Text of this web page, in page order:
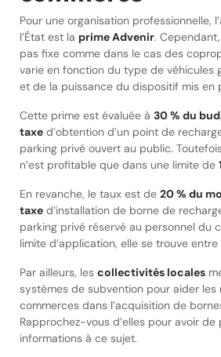
Pour une organisation professionnelle,
l’État est la prime Advenir.
pas fixe comme dans le cas des
varie en fonction du type de véhicules
et de la puissance du dispositif mis en
Cette prime est évaluée à 30 % du
taxe d’obtention d’un point de
parking privé ouvert au public.
n’est profitable que dans une limite de
En revanche, le taux est de 20 % du
taxe d’installation de borne de
parking privé réservé au personnel du
limite d’application, elle se trouve entre
Par ailleurs, les collectivités locales
systèmes de subvention pour aider les
commerces dans l’acquisition de
Rapprochez-vous d’elles pour avoir de
informations à ce sujet.